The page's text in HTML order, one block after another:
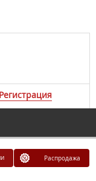
Регистрация
Распродажа